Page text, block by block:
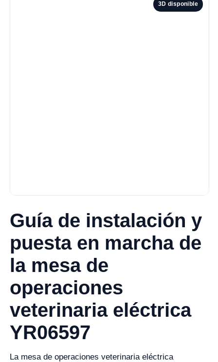
3D disponible
Guía de instalación y
puesta en marcha de
la mesa de
operaciones
veterinaria eléctrica
YR06597
La mesa de operaciones veterinaria eléctrica